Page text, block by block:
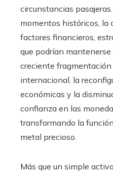
circunstancias
momentos históricos, la
factores financieros,
que podrían mantenerse
creciente
internacional, la
económicas y la
confianza en las
transformando la
metal precioso.
Más que un simple